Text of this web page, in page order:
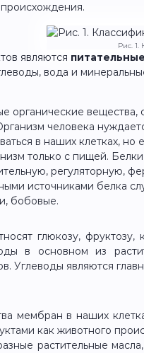
Рис. 1.
являются питательные
вода и
органические вещества,
человека
в наших клетках,
только с пищей.
регуляторную,
источниками белка
бобовые.
глюкозу, фруктозу,
в основном из
Углеводы являются
мембран в наших
как животного
растительные